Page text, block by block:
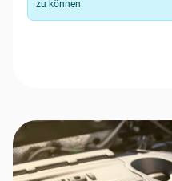
zu können.